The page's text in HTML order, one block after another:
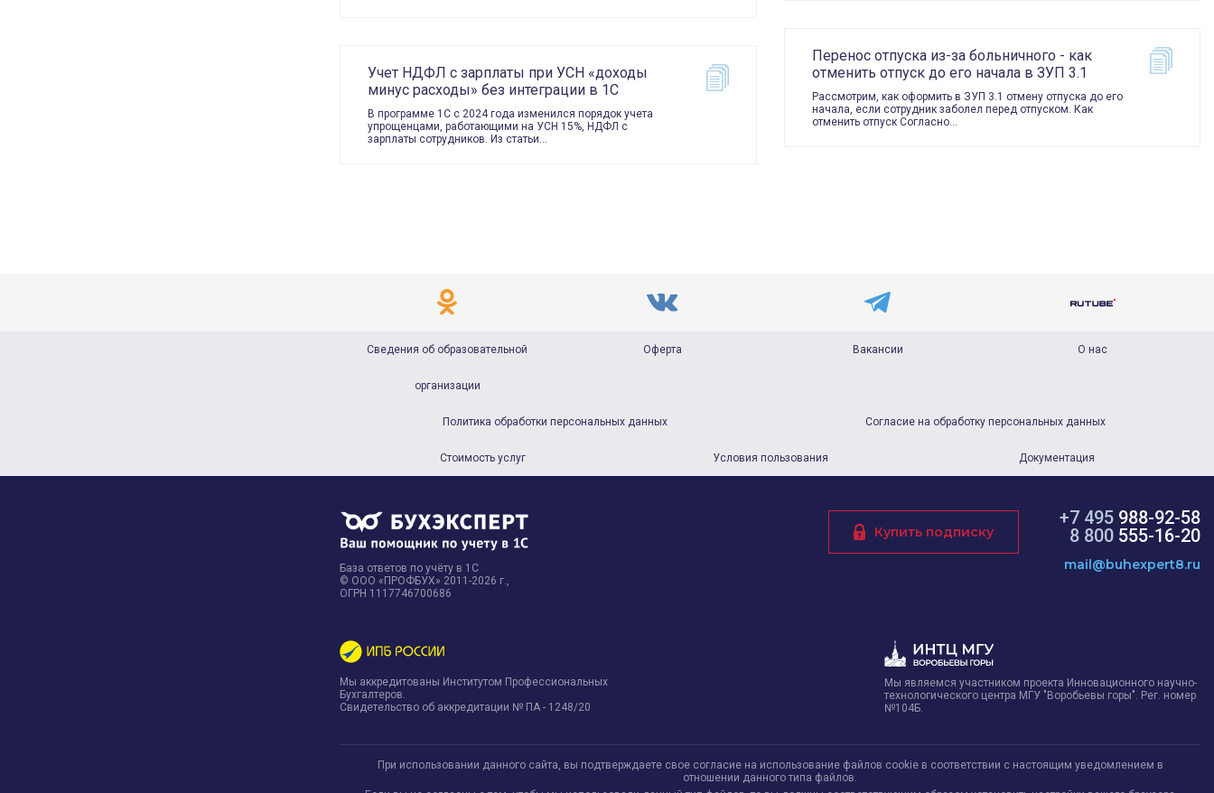
Учет НДФЛ с зарплаты при УСН «доходы
минус расходы» без интеграции в 1С
В программе 1С с 2024 года изменился порядок учета
упрощенцами, работающими на УСН 15%, НДФЛ с
зарплаты сотрудников. Из статьи…
Перенос отпуска из-за больничного - как
отменить отпуск до его начала в ЗУП 3.1
Рассмотрим, как оформить в ЗУП 3.1 отмену отпуска до его
начала, если сотрудник заболел перед отпуском. Как
отменить отпуск Согласно…
Сведения об образовательной
организации
Оферта Вакансии О нас
Политика обработки персональных данных Согласие на обработку персональных данных
Стоимость услуг Условия пользования Документация
База ответов по учёту в 1С
© ООО «ПРОФБУХ» 2011-2026 г.,
ОГРН 1117746700686
+7 495 988-92-58
8 800 555-16-20
mail@buhexpert8.ru
Купить подписку
Мы аккредитованы Институтом Профессиональных
Бухгалтеров.
Свидетельство об аккредитации № ПА - 1248/20
Мы являемся участником проекта Инновационного научно-
технологического центра МГУ "Воробьевы горы". Рег. номер
№104Б.
При использовании данного сайта, вы подтверждаете свое согласие на использование файлов cookie в соответствии с настоящим уведомлением в
отношении данного типа файлов.